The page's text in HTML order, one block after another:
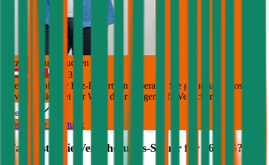
Jetzt Beratung buchen
+3
Die durchblicker Kfz-Expert:innen beraten Sie gerne kostenlos &
unverbindlich bei der Wahl der richtigen Kfz-Versicherung.
Deutsch
Kostenlose Beratung
Was kostet die Versicherungs-Steuer für 161 PS?